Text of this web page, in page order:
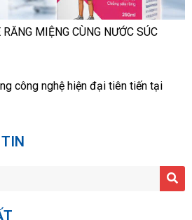
MIỆNG CÙNG NƯỚC SÚC
công nghệ hiện đại tiên tiến tại